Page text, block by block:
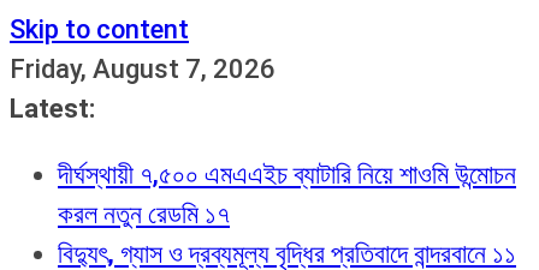
Skip to content
Friday, August 7, 2026
Latest:
দীর্ঘস্থায়ী ৭,৫০০ এমএএইচ ব্যাটারি নিয়ে শাওমি উন্মোচন
করল নতুন রেডমি ১৭
বিদ্যুৎ, গ্যাস ও দ্রব্যমূল্য বৃদ্ধির প্রতিবাদে বান্দরবানে ১১